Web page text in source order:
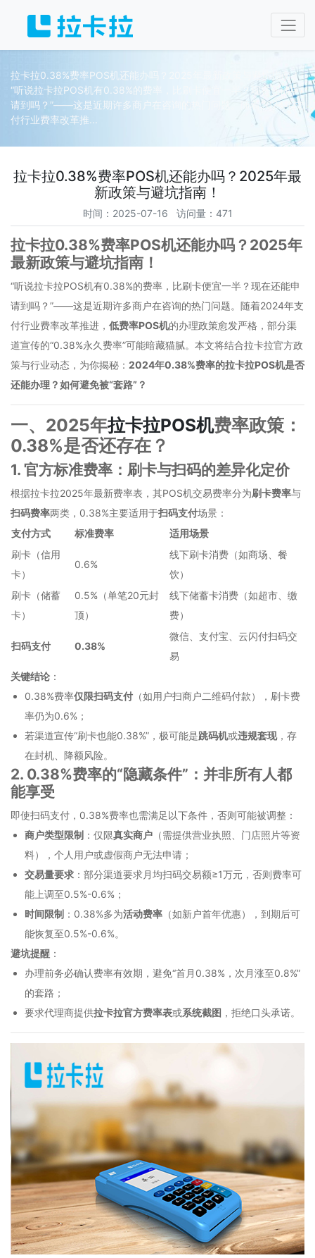
拉卡拉0.38%费率POS机还能办吗？2025年最新政策与避坑指南！
“听说拉卡拉POS机有0.38%的费率，比刷卡便宜一半？现在还能申
请到吗？”——这是近期许多商户在咨询的热门问题。随着2024年支
付行业费率改革推...
拉卡拉0.38%费率POS机还能办吗？2025年最
新政策与避坑指南！
时间：2025-07-16 访问量：471
拉卡拉0.38%费率POS机还能办吗？2025年
最新政策与避坑指南！
“听说拉卡拉POS机有0.38%的费率，比刷卡便宜一半？现在还能申
请到吗？”——这是近期许多商户在咨询的热门问题。随着2024年支
付行业费率改革推进， 低费率POS机的办理政策愈发严格，部分渠
道宣传的“0.38%永久费率”可能暗藏猫腻。本文将结合拉卡拉官方政
策与行业动态，为你揭秘： 2024年0.38%费率的拉卡拉POS机是否
还能办理？如何避免被“套路”？
一、2025年拉卡拉POS机费率政策：
0.38%是否还存在？
1. 官方标准费率：刷卡与扫码的差异化定价
根据拉卡拉2025年最新费率表，其POS机交易费率分为刷卡费率与
扫码费率两类，0.38%主要适用于扫码支付场景：
支付方式
标准费率
适用场景
刷卡（信用
卡）
0.6%
线下刷卡消费（如商场、餐
饮）
刷卡（储蓄
卡）
0.5%（单笔20元封
顶）
线下储蓄卡消费（如超市、缴
费）
扫码支付 0.38%
微信、支付宝、云闪付扫码交
易
关键结论 ：
0.38%费率仅限扫码支付 （如用户扫商户二维码付款），刷卡费
率仍为0.6%；
若渠道宣传“刷卡也能0.38%”，极可能是跳码机或违规套现，存
在封机、降额风险。
2. 0.38%费率的“隐藏条件”：并非所有人都
能享受
即使扫码支付，0.38%费率也需满足以下条件，否则可能被调整：
商户类型限制 ：仅限真实商户 （需提供营业执照、门店照片等资
料），个人用户或虚假商户无法申请；
交易量要求 ：部分渠道要求月均扫码交易额≥1万元，否则费率可
能上调至0.5%-0.6%；
时间限制 ：0.38%多为活动费率 （如新户首年优惠），到期后可
能恢复至0.5%-0.6%。
避坑提醒 ：
办理前务必确认费率有效期，避免“首月0.38%，次月涨至0.8%”
的套路；
要求代理商提供拉卡拉官方费率表或系统截图 ，拒绝口头承诺。